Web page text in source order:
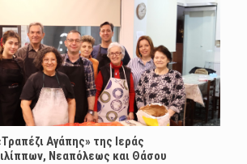
Αγάπης» της Ιεράς
Νεαπόλεως και Θάσου